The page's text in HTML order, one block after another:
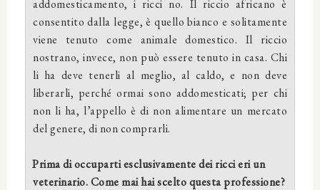
addomesticamento, i ricci no. Il riccio africano è
consentito dalla legge, è quello bianco e solitamente
viene tenuto come animale domestico. Il riccio
nostrano, invece, non può essere tenuto in casa. Chi
li ha deve tenerli al meglio, al caldo, e non deve
liberarli, perché ormai sono addomesticati; per chi
non li ha, l’appello è di non alimentare un mercato
del genere, di non comprarli.
Prima di occuparti esclusivamente dei ricci eri un
veterinario. Come mai hai scelto questa professione?